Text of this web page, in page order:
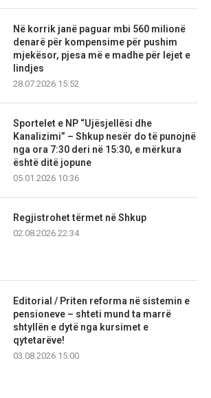
Në korrik janë paguar mbi 560 milionë
denarë për kompensime për pushim
mjekësor, pjesa më e madhe për lejet e
lindjes
28.07.2026 15:52
Sportelet e NP “Ujësjellësi dhe
Kanalizimi” – Shkup nesër do të punojnë
nga ora 7:30 deri në 15:30, e mërkura
është ditë jopune
05.01.2026 10:36
Regjistrohet tërmet në Shkup
02.08.2026 22:34
Editorial / Priten reforma në sistemin e
pensioneve – shteti mund ta marrë
shtyllën e dytë nga kursimet e
qytetarëve!
03.08.2026 15:00